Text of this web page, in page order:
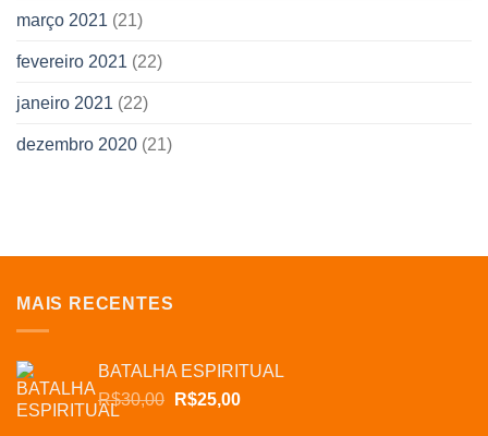
março 2021 (21)
fevereiro 2021 (22)
janeiro 2021 (22)
dezembro 2020 (21)
MAIS RECENTES
BATALHA ESPIRITUAL
R$30,00 O
R$25,00O